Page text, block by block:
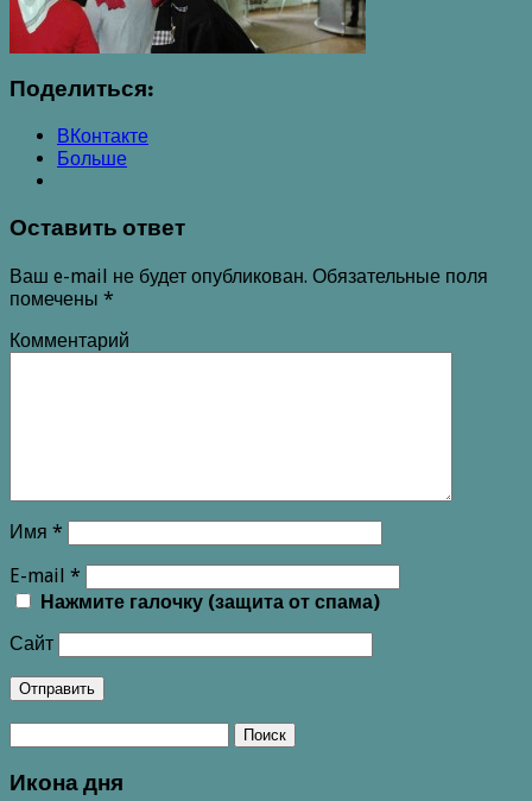
Поделиться:
ВКонтакте
Больше
Оставить ответ
Ваш e-mail не будет опубликован. Обязательные поля
помечены *
Комментарий
Имя *
E-mail *
Нажмите галочку (защита от спама)
Сайт
Икона дня